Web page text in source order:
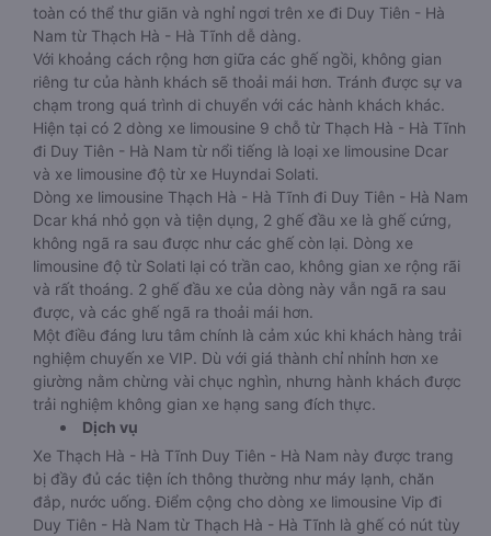
toàn có thể thư giãn và nghỉ ngơi trên xe đi Duy Tiên - Hà
Nam từ Thạch Hà - Hà Tĩnh dễ dàng.
Với khoảng cách rộng hơn giữa các ghế ngồi, không gian
riêng tư của hành khách sẽ thoải mái hơn. Tránh được sự va
chạm trong quá trình di chuyển với các hành khách khác.
Hiện tại có 2 dòng xe limousine 9 chỗ từ Thạch Hà - Hà Tĩnh
đi Duy Tiên - Hà Nam từ nổi tiếng là loại xe limousine Dcar
và xe limousine độ từ xe Huyndai Solati.
Dòng xe limousine Thạch Hà - Hà Tĩnh đi Duy Tiên - Hà Nam
Dcar khá nhỏ gọn và tiện dụng, 2 ghế đầu xe là ghế cứng,
không ngã ra sau được như các ghế còn lại. Dòng xe
limousine độ từ Solati lại có trần cao, không gian xe rộng rãi
và rất thoáng. 2 ghế đầu xe của dòng này vẫn ngã ra sau
được, và các ghế ngã ra thoải mái hơn.
Một điều đáng lưu tâm chính là cảm xúc khi khách hàng trải
nghiệm chuyến xe VIP. Dù với giá thành chỉ nhỉnh hơn xe
giường nằm chừng vài chục nghìn, nhưng hành khách được
trải nghiệm không gian xe hạng sang đích thực.
Dịch vụ
Xe Thạch Hà - Hà Tĩnh Duy Tiên - Hà Nam này được trang
bị đầy đủ các tiện ích thông thường như máy lạnh, chăn
đắp, nước uống. Điểm cộng cho dòng xe limousine Vip đi
Duy Tiên - Hà Nam từ Thạch Hà - Hà Tĩnh là ghế có nút tùy